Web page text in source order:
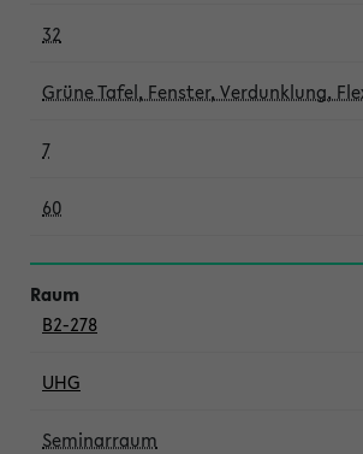
32
Grüne Tafel, Fenster, Verdunklung,
7
60
B2-278
UHG
Seminarraum